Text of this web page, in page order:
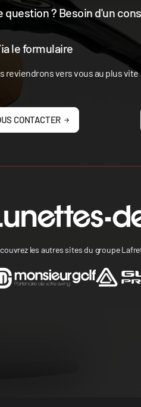
question ? Besoin d'un
équipe est à votre disposition
le formulaire
reviendrons vers vous au plus vite
CONTACTER
les autres sites du groupe